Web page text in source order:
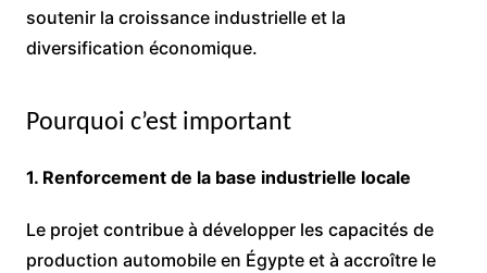
soutenir la croissance industrielle et la
diversification économique.
Pourquoi c’est important
1. Renforcement de la base industrielle locale
Le projet contribue à développer les capacités de
production automobile en Égypte et à accroître le